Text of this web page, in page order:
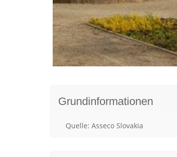
Grundinformationen
Quelle: Asseco Slovakia